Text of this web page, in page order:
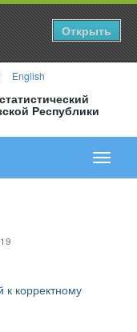
Открыть
English
Республики
меню
к корректному